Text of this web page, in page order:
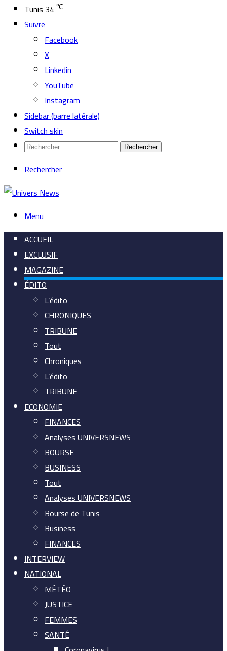
Tunis 34℃
Suivre
Facebook
X
Linkedin
YouTube
Instagram
Sidebar (barre latérale)
Switch skin
Rechercher
Rechercher
Menu
ACCUEIL
EXCLUSIF
MAGAZINE
ÉDITO
L’édito
CHRONIQUES
TRIBUNE
Tout
Chroniques
L’édito
TRIBUNE
ECONOMIE
FINANCES
Analyses UNIVERSNEWS
BOURSE
BUSINESS
Tout
Analyses UNIVERSNEWS
Bourse de Tunis
Business
FINANCES
INTERVIEW
NATIONAL
MÉTÉO
JUSTICE
FEMMES
SANTÉ